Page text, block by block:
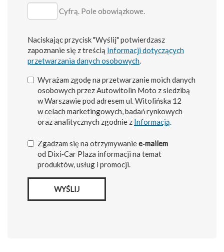
Cyfrą. Pole obowiązkowe.
Naciskając przycisk "Wyślij" potwierdzasz
zapoznanie się z treścią Informacji dotyczących
przetwarzania danych osobowych
Wyrażam zgodę na przetwarzanie moich danych
osobowych przez Autowitolin Moto z siedzibą
w Warszawie pod adresem ul. Witolińska 12
w celach marketingowych, badań rynkowych
oraz analitycznych zgodnie z Informacją
Zgadzam się na otrzymywaniee‑mailem
od Dixi‑Car Plaza informacji na temat
produktów, usług i promocji.
WYŚLIJ